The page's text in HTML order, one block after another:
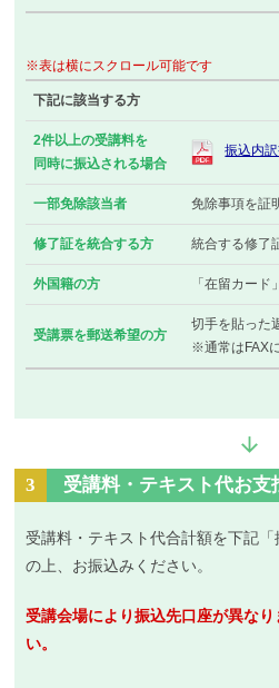
※表は横にスクロール可能です
下記に該当する方
2件以上の受講料を
同時に振込される場合
振込内
一部免除該当者 免除事項を証
修了証を統合する方 統合する修了
外国籍の方 「在留カー
受講票を郵送希望の方
切手を貼った
※通常はFAX
3 受講料・テキスト代お支
受講料・テキスト代合計額を下記
の上、お振込みください。
受講会場により振込先口座が異な
い。